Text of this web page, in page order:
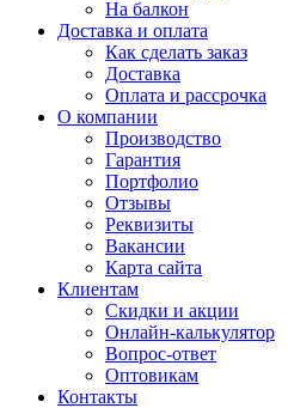
На балкон
Доставка и оплата
Как сделать заказ
Доставка
Оплата и рассрочка
О компании
Производство
Гарантия
Портфолио
Отзывы
Реквизиты
Вакансии
Карта сайта
Клиентам
Скидки и акции
Онлайн-калькулятор
Вопрос-ответ
Оптовикам
Контакты